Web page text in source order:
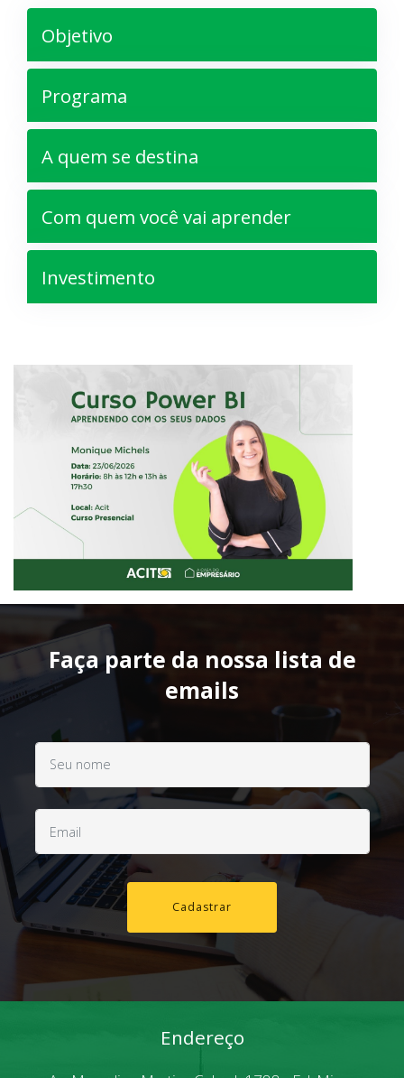
Objetivo
Programa
A quem se destina
Com quem você vai aprender
Investimento
Faça parte da nossa lista de
emails
Cadastrar
Endereço